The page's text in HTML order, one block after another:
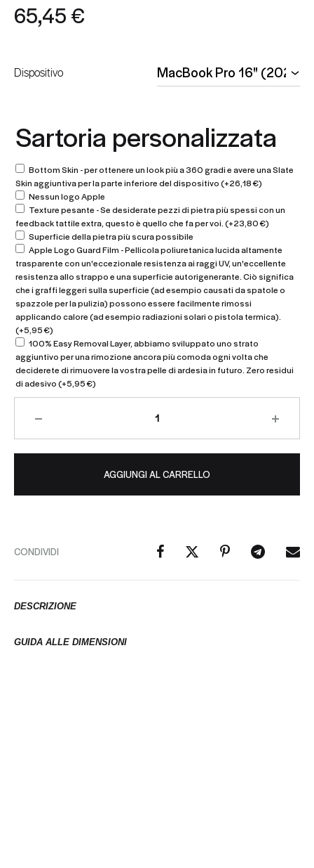
65,45 €
Dispositivo
Sartoria personalizzata
Bottom Skin - per ottenere un look più a 360 gradi e avere una Slate
Skin aggiuntiva per la parte inferiore del dispositivo(+26,18€)
Nessun logo Apple
Texture pesante - Se desiderate pezzi di pietra più spessi con un
feedback tattile extra, questo è quello che fa per voi.(+23,80€)
Superficie della pietra più scura possibile
Apple Logo Guard Film - Pellicola poliuretanica lucida altamente
trasparente con un'eccezionale resistenza ai raggi UV, un'eccellente
resistenza allo strappo e una superficie autorigenerante. Ciò significa
che i graffi leggeri sulla superficie (ad esempio causati da spatole o
spazzole per la pulizia) possono essere facilmente rimossi
applicando calore (ad esempio radiazioni solari o pistola termica).
(+5,95€)
100% Easy Removal Layer, abbiamo sviluppato uno strato
aggiuntivo per una rimozione ancora più comoda ogni volta che
deciderete di rimuovere la vostra pelle di ardesia in futuro. Zero residui
di adesivo(+5,95€)
AGGIUNGI AL CARRELLO
CONDIVIDI
DESCRIZIONE
GUIDA ALLE DIMENSIONI